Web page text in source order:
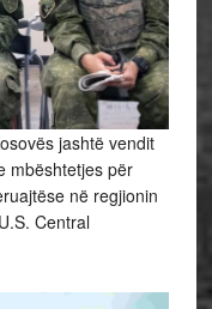
jashtë vendit
mbështetjes për
në regjionin
Central